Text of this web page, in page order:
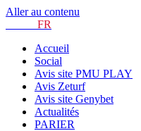
Aller au contenu
FR
Accueil
Social
Avis site PMU PLAY
Avis Zeturf
Avis site Genybet
Actualités
PARIER